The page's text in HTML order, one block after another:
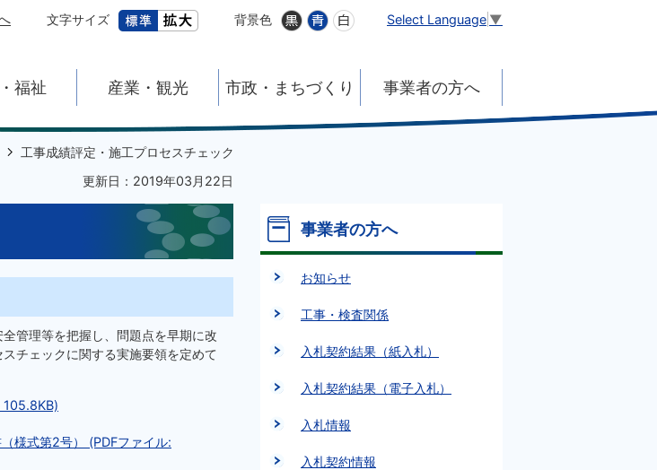
文字サイズ 背景色 Select Language ▼
福祉 産業・観光 市政・まちづくり 事業者の方へ
工事成績評定・施工プロセスチェック
更新日：2019年03月22日
管理等を把握し、問題点を早期に改
チェックに関する実施要領を定めて
105.8KB)
様式第2号） (PDFファイル:
事業者の方へ
お知らせ
工事・検査関係
入札契約結果（紙入札）
入札契約結果（電子入札）
入札情報
入札契約情報